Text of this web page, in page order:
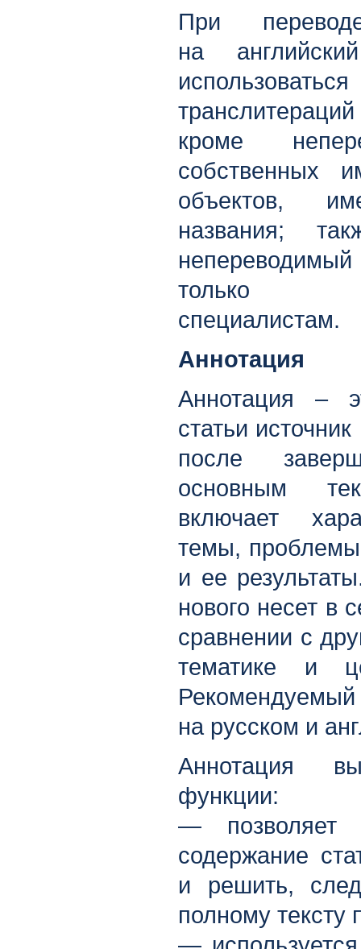
При
на
кроме
собственных
объектов,
названия;
только
специалистам.
Аннотация
Аннотация –
статьи
после
основным
включает
темы,
и ее
нового несет в
сравнении с
тематике и
на русском и
Аннотация
функции:
— позволяет
содержание
и решить,
полному тексту